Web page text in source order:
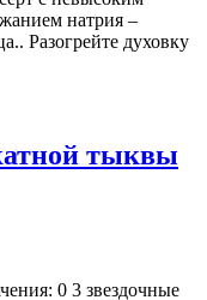
натрия –
Разогрейте духовку
тыквы
0 3 звездочные